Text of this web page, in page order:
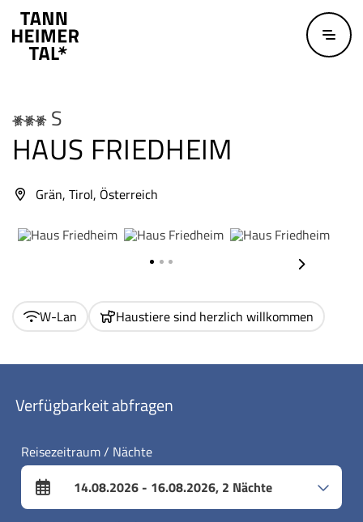
Zum Hauptinhalt springen
S
HAUS FRIEDHEIM
Grän, Tirol, Österreich
nächstes
W-Lan Haustiere sind herzlich willkommen
Verfügbarkeit abfragen
Reisezeitraum / Nächte
An- und Abreisefelder
14.08.2026 - 16.08.2026, 2 Nächte